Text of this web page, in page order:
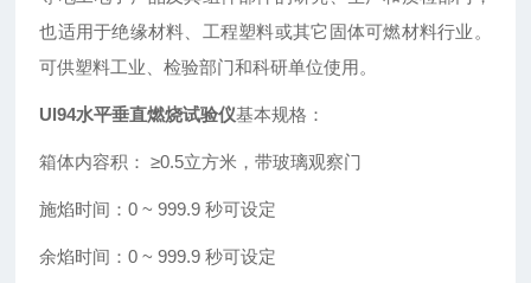
也适用于绝缘材料、工程塑料或其它固体可燃材料行业。
可供塑料工业、检验部门和科研单位使用。
Ul94水平垂直燃烧试验仪基本规格：
箱体内容积： ≥0.5立方米，带玻璃观察门
施焰时间：0 ~ 999.9 秒可设定
余焰时间：0 ~ 999.9 秒可设定